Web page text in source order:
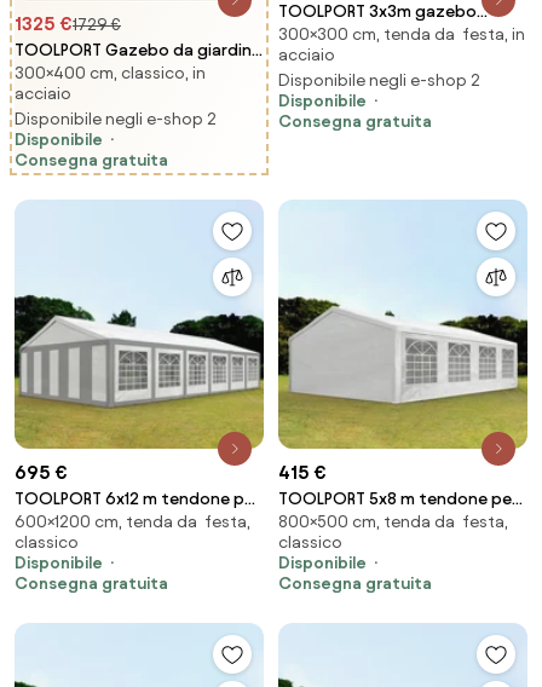
1325 €1729 €
TOOLPORT Gazebo da giardino
Hardtop Sunset Superior,
crema, 3x4 m - (301349)
300×400 cm, classico, in
acciaio
Disponibile negli e-shop 2
Disponibile
Consegna gratuita
TOOLPORT 3x3m gazebo
pieghevole, PREMIUM acciaio,
bianco - (600034)
300×300 cm, tenda da festa, in
acciaio
Disponibile negli e-shop 2
Disponibile
Consegna gratuita
695 €
TOOLPORT 6x12 m tendone per
feste, PE 450, bianco-grigio -
(91125)
600×1200 cm, tenda da festa,
classico
Disponibile
Consegna gratuita
415 €
TOOLPORT 5x8 m tendone per
feste, PE 350, bianco - (90108)
800×500 cm, tenda da festa,
classico
Disponibile
Consegna gratuita